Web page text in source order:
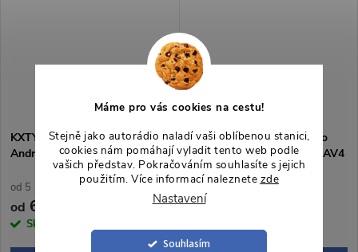
Máme pro vás cookies na cestu!
Stejně jako autorádio naladí vaši oblíbenou stanici,
cookies nám pomáhají vyladit tento web podle
vašich představ. Pokračováním souhlasíte s jejich
použitím. Více informací naleznete zde
Nastavení
Souhlasím
KXTYRV4101 Autorádio 10,1“
Android pro Toyota RAV4 IV
od 5 123,97 Kč bez DPH
od 6 200 Kč
Skladem
KXTYRAV49701 Autorádio
9,7“ Android pro Toyota RAV4
od 5 785,12 Kč bez DPH
od7 000 Kč